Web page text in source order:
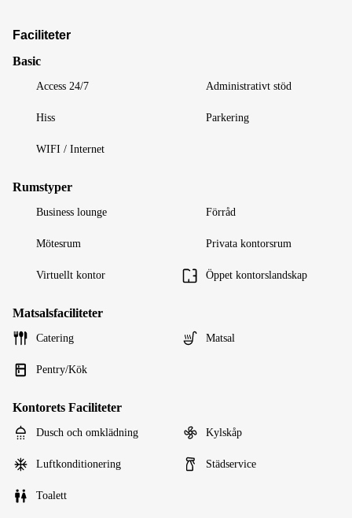
Faciliteter
Basic
Access 24/7 Administrativt stöd
Hiss Parkering
WIFI / Internet
Rumstyper
Business lounge Förråd
Mötesrum Privata kontorsrum
Virtuellt kontor Öppet kontorslandskap
Matsalsfaciliteter
Catering Matsal
Pentry/Kök
Kontorets Faciliteter
Dusch och omklädning Kylskåp
Luftkonditionering Städservice
Toalett